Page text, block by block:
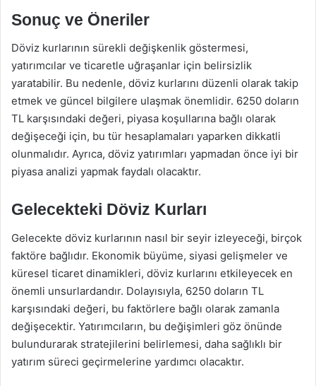
Sonuç ve Öneriler
Döviz kurlarının sürekli değişkenlik göstermesi,
yatırımcılar ve ticaretle uğraşanlar için belirsizlik
yaratabilir. Bu nedenle, döviz kurlarını düzenli olarak takip
etmek ve güncel bilgilere ulaşmak önemlidir. 6250 doların
TL karşısındaki değeri, piyasa koşullarına bağlı olarak
değişeceği için, bu tür hesaplamaları yaparken dikkatli
olunmalıdır. Ayrıca, döviz yatırımları yapmadan önce iyi bir
piyasa analizi yapmak faydalı olacaktır.
Gelecekteki Döviz Kurları
Gelecekte döviz kurlarının nasıl bir seyir izleyeceği, birçok
faktöre bağlıdır. Ekonomik büyüme, siyasi gelişmeler ve
küresel ticaret dinamikleri, döviz kurlarını etkileyecek en
önemli unsurlardandır. Dolayısıyla, 6250 doların TL
karşısındaki değeri, bu faktörlere bağlı olarak zamanla
değişecektir. Yatırımcıların, bu değişimleri göz önünde
bulundurarak stratejilerini belirlemesi, daha sağlıklı bir
yatırım süreci geçirmelerine yardımcı olacaktır.